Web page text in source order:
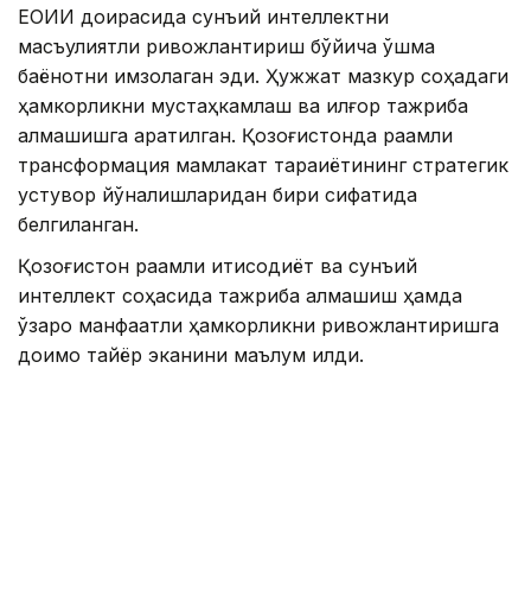
ЕОИИ доирасида сунъий интеллектни
масъулиятли ривожлантириш бўйича қўшма
баёнотни имзолаган эди. Ҳужжат мазкур соҳадаги
ҳамкорликни мустаҳкамлаш ва илғор тажриба
алмашишга қаратилган. Қозоғистонда рақамли
трансформация мамлакат тараққиётининг стратегик
устувор йўналишларидан бири сифатида
белгиланган.
Қозоғистон рақамли иқтисодиёт ва сунъий
интеллект соҳасида тажриба алмашиш ҳамда
ўзаро манфаатли ҳамкорликни ривожлантиришга
доимо тайёр эканини маълум қилди.